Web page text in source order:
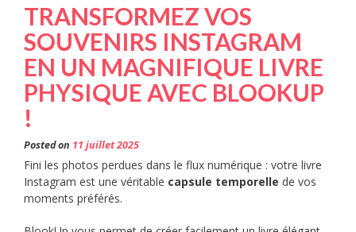
TRANSFORMEZ VOS
SOUVENIRS INSTAGRAM
EN UN MAGNIFIQUE LIVRE
PHYSIQUE AVEC BLOOKUP
!
Posted on 11 juillet 2025
Fini les photos perdues dans le flux numérique : votre livre
Instagram est une véritable capsule temporelle de vos
moments préférés.